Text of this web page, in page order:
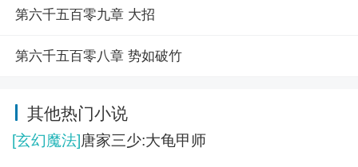
第六千五百零九章 大招
第六千五百零八章 势如破竹
其他热门小说
[玄幻魔法]唐家三少:大龟甲师